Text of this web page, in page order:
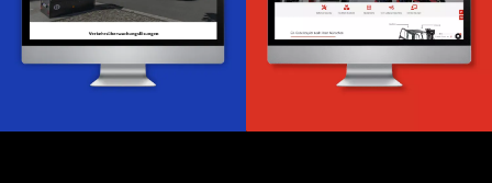
Webdesign & -entwicklung